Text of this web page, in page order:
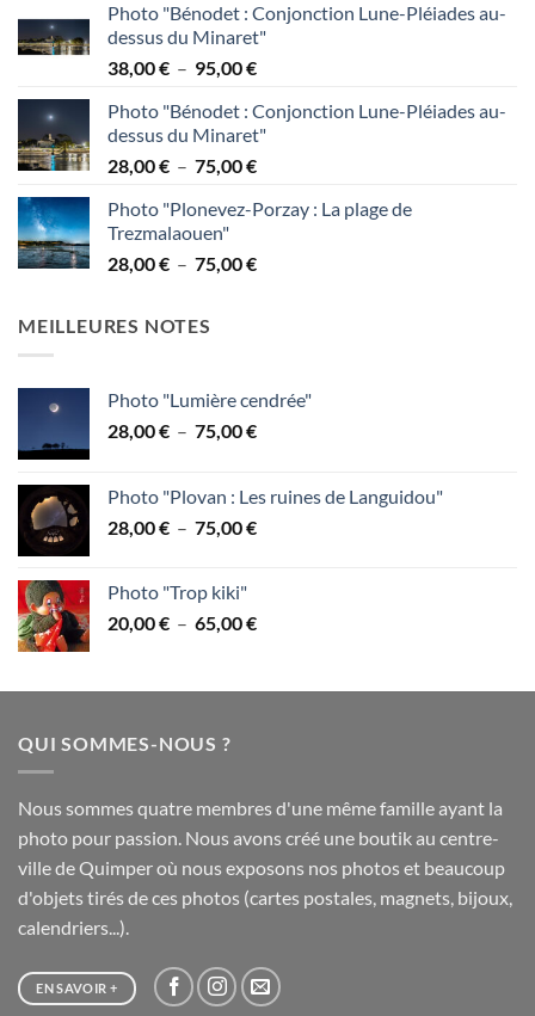
Photo "Bénodet : Conjonction Lune-Pléiades au-
dessus du Minaret"
38,00€ – 95,00€Plage
prix :
38,00 €
à
Photo "Bénodet : Conjonction Lune-Pléiades au-
dessus du Minaret"
28,00€ – 75,00€Plage
prix :
à
Photo "Plonevez-Porzay : La plage de
Trezmalaouen"
28,00€ – 75,00€Plage
MEILLEURES NOTES
Photo "Lumière cendrée"
28,00€ – 75,00€Plage
28,00 €
à
Photo "Plovan : Les ruines de Languidou"
28,00€ – 75,00€Plage
à
Photo "Trop kiki"
20,00€ – 65,00€Plage
20,00 €
QUI SOMMES-NOUS ?
Nous sommes quatre membres d'une même famille ayant la
photo pour passion. Nous avons créé une boutik au centre-
ville de Quimper où nous exposons nos photos et beaucoup
d'objets tirés de ces photos (cartes postales, magnets, bijoux,
calendriers...).
EN SAVOIR +